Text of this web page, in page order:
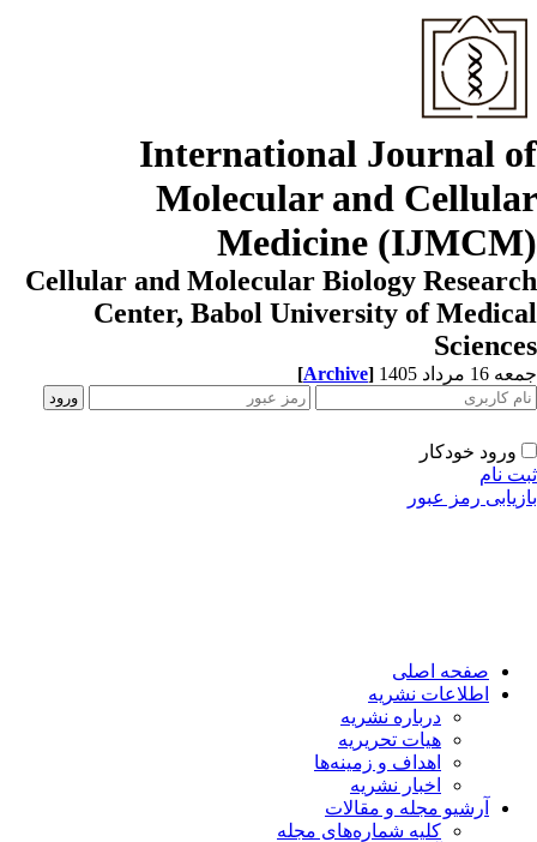
International Journal
Molecular and
Medicine
Cellular and Molecular Biology
Center, Babol University of
مرداد 1405 [Archive]
ورود خودکار
نام
رمز عبور
صفحه اصلی
اطلاعات نشریه
درباره نشریه
هیات تحریریه
اهداف و زمینه‌ها
اخبار نشریه
آرشیو مجله و مقالات
کلیه شماره‌های مجله